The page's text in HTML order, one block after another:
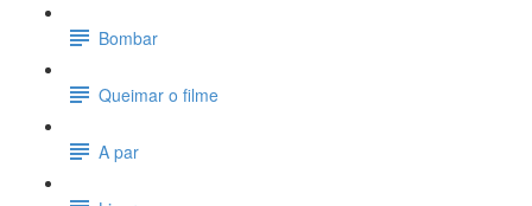
Bombar
Queimar o filme
A par